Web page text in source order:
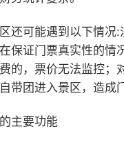
还可能遇到以下情况
保证门票真实性的情
的，票价无法监控；
带团进入景区，造成
主要功能